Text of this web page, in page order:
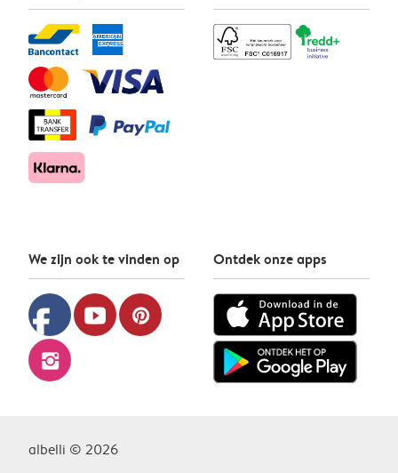
We zijn ook te vinden op
facebook youtube pinterest
instagram
Ontdek onze apps
albelli © 2026